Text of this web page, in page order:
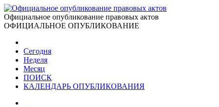
Официальное опубликование правовых актов
ОФИЦИАЛЬНОЕ ОПУБЛИКОВАНИЕ
Сегодня
Неделя
Месяц
ПОИСК
КАЛЕНДАРЬ ОПУБЛИКОВАНИЯ